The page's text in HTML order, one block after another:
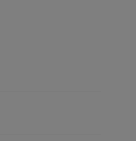
voor Motor, merk & type
Versnellingen